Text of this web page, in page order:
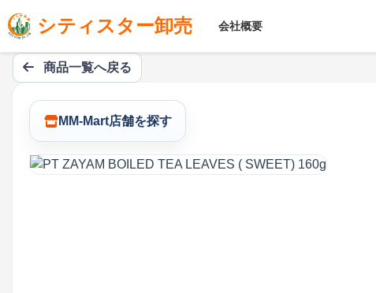
シティスター卸売 会社概要
商品一覧へ戻る
MM-Mart店舗を探す